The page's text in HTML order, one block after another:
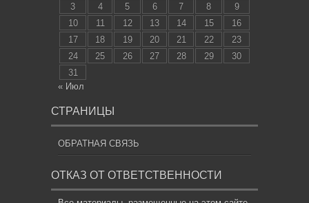
3
4 5 6 7 8
9
10
11 12 13 14 15
16
17
18 19 20 21 22
23
24
25 26 27 28 29
30
31
« Июл
СТРАНИЦЫ
ОБРАТНАЯ СВЯЗЬ
ОТКАЗ ОТ ОТВЕТСТВЕННОСТИ